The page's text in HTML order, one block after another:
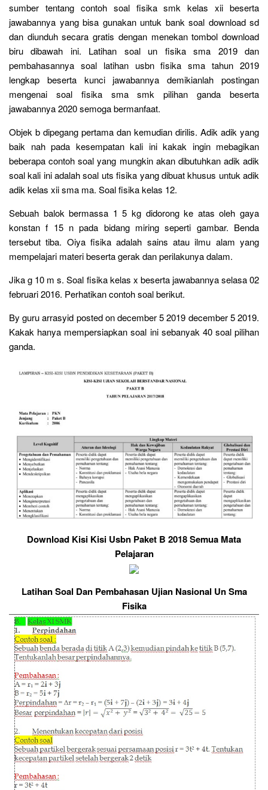
sumber tentang contoh soal fisika smk kelas xii beserta
jawabannya yang bisa gunakan untuk bank soal download sd
dan diunduh secara gratis dengan menekan tombol download
biru dibawah ini. Latihan soal un fisika sma 2019 dan
pembahasannya soal latihan usbn fisika sma tahun 2019
lengkap beserta kunci jawabannya demikianlah postingan
mengenai soal fisika sma smk pilihan ganda beserta
jawabannya 2020 semoga bermanfaat.
Objek b dipegang pertama dan kemudian dirilis. Adik adik yang
baik nah pada kesempatan kali ini kakak ingin mebagikan
beberapa contoh soal yang mungkin akan dibutuhkan adik adik
soal kali ini adalah soal uts fisika yang dibuat khusus untuk adik
adik kelas xii sma ma. Soal fisika kelas 12.
Sebuah balok bermassa 1 5 kg didorong ke atas oleh gaya
konstan f 15 n pada bidang miring seperti gambar. Benda
tersebut tiba. Oiya fisika adalah sains atau ilmu alam yang
mempelajari materi beserta gerak dan perilakunya dalam.
Jika g 10 m s. Soal fisika kelas x beserta jawabannya selasa 02
februari 2016. Perhatikan contoh soal berikut.
By guru arrasyid posted on december 5 2019 december 5 2019.
Kakak hanya mempersiapkan soal ini sebanyak 40 soal pilihan
ganda.
Download Kisi Kisi Usbn Paket B 2018 Semua Mata
Pelajaran
Latihan Soal Dan Pembahasan Ujian Nasional Un Sma
Fisika